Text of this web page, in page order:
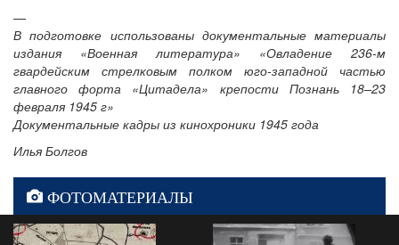
—
В подготовке использованы документальные материалы
издания «Военная литература» «Овладение 236-м
гвардейским стрелковым полком юго-западной частью
главного форта «Цитадела» крепости Познань 18–23
февраля 1945 г»
Документальные кадры из кинохроники 1945 года
Илья Болгов
ФОТОМАТЕРИАЛЫ